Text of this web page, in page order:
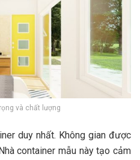
và chất lượng
duy nhất. Không gian được
container mẫu này tạo cảm